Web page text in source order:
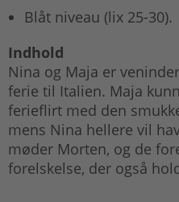
Blåt niveau (lix 25-30).
Indhold
Nina og Maja er
ferie til Italien. Maja
ferieflirt med den
mens Nina hellere vil
møder Morten, og de
forelskelse, der også